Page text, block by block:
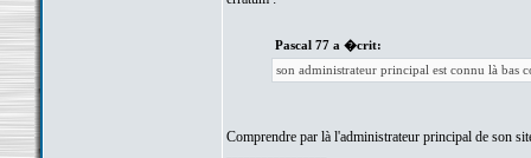
Pascal 77 a �crit:
son administrateur principal est connu là bas
Comprendre par là l'administrateur principal de son